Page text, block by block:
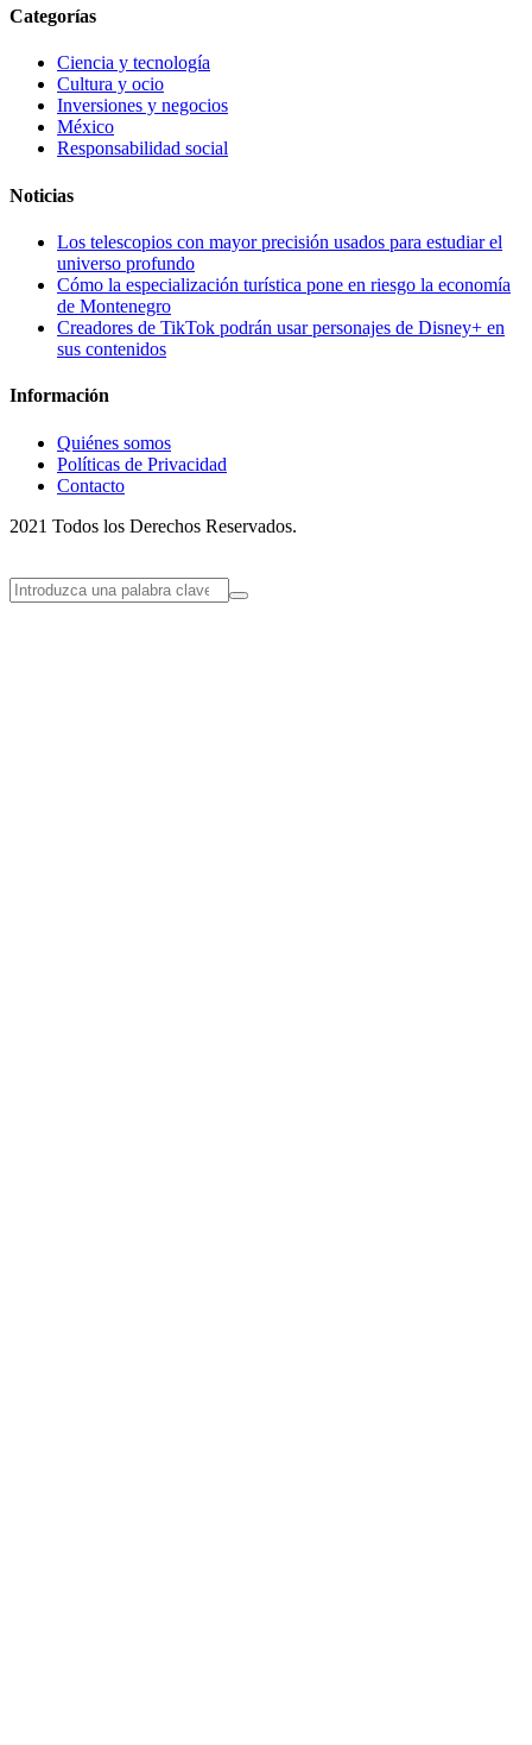
Categorías
Ciencia y tecnología
Cultura y ocio
Inversiones y negocios
México
Responsabilidad social
Noticias
Los telescopios con mayor precisión usados para estudiar el
universo profundo
Cómo la especialización turística pone en riesgo la economía
de Montenegro
Creadores de TikTok podrán usar personajes de Disney+ en
sus contenidos
Información
Quiénes somos
Políticas de Privacidad
Contacto
2021 Todos los Derechos Reservados.